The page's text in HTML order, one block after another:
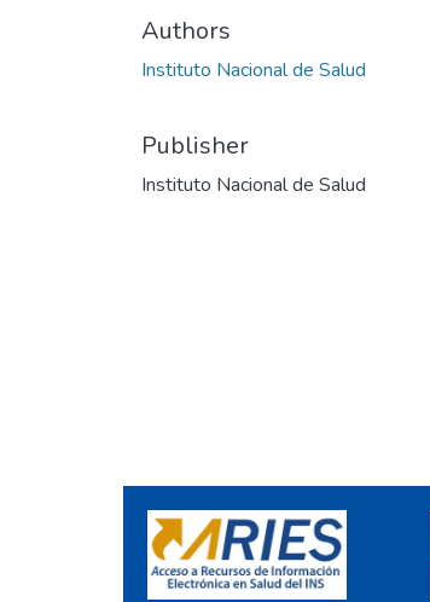
Authors
Instituto Nacional de Salud
Publisher
Instituto Nacional de Salud